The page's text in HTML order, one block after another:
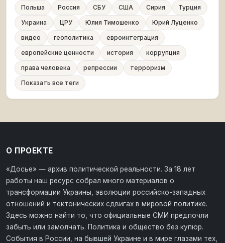
Польша
Россия СБУ США Сирия
Турция
Украина
ЦРУ Юлия Тимошенко
Юрий Луценко
видео
геополитика
евроинтеграция
европейские ценности
история
коррупция
права человека
репрессии
терроризм
Показать все теги
О ПРОЕКТЕ
«Досье» — архив политической реальности. За 18 лет
работы наш ресурс собрал много материалов о
трансформации Украины, эволюции российско-западных
отношений и тектонических сдвигах в мировой политике.
Здесь можно найти то, что официальные СМИ предпочли
забыть или замолчать. Политика и общество без купюр.
События в России, на бывшей Украине и в мире глазами тех,